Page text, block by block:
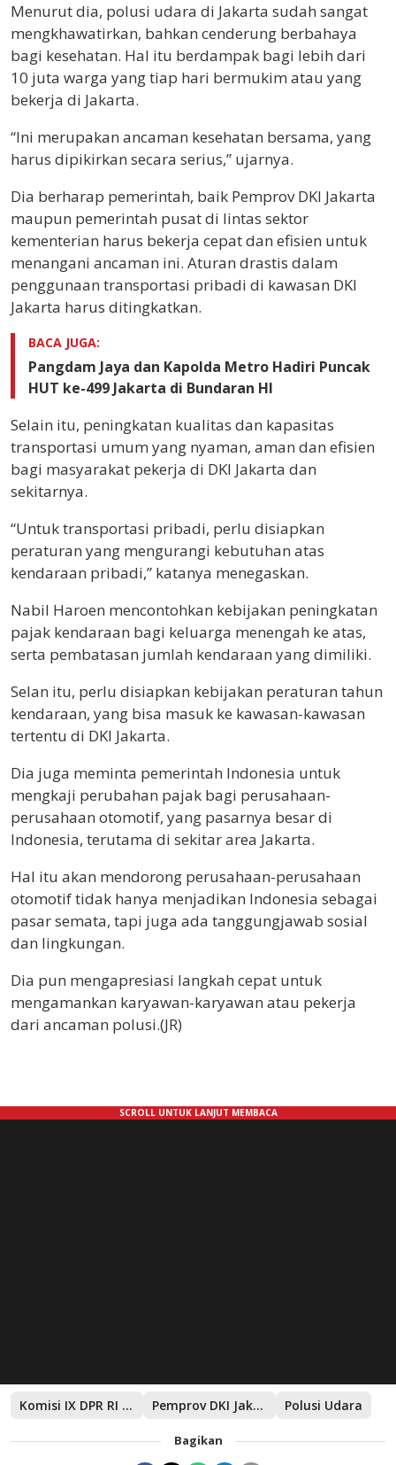
Menurut dia, polusi udara di Jakarta sudah sangat
mengkhawatirkan, bahkan cenderung berbahaya
bagi kesehatan. Hal itu berdampak bagi lebih dari
10 juta warga yang tiap hari bermukim atau yang
bekerja di Jakarta.
“Ini merupakan ancaman kesehatan bersama, yang
harus dipikirkan secara serius,” ujarnya.
Dia berharap pemerintah, baik Pemprov DKI Jakarta
maupun pemerintah pusat di lintas sektor
kementerian harus bekerja cepat dan efisien untuk
menangani ancaman ini. Aturan drastis dalam
penggunaan transportasi pribadi di kawasan DKI
Jakarta harus ditingkatkan.
BACA JUGA:
Pangdam Jaya dan Kapolda Metro Hadiri Puncak
HUT ke-499 Jakarta di Bundaran HI
Selain itu, peningkatan kualitas dan kapasitas
transportasi umum yang nyaman, aman dan efisien
bagi masyarakat pekerja di DKI Jakarta dan
sekitarnya.
“Untuk transportasi pribadi, perlu disiapkan
peraturan yang mengurangi kebutuhan atas
kendaraan pribadi,” katanya menegaskan.
Nabil Haroen mencontohkan kebijakan peningkatan
pajak kendaraan bagi keluarga menengah ke atas,
serta pembatasan jumlah kendaraan yang dimiliki.
Selan itu, perlu disiapkan kebijakan peraturan tahun
kendaraan, yang bisa masuk ke kawasan-kawasan
tertentu di DKI Jakarta.
Dia juga meminta pemerintah Indonesia untuk
mengkaji perubahan pajak bagi perusahaan-
perusahaan otomotif, yang pasarnya besar di
Indonesia, terutama di sekitar area Jakarta.
Hal itu akan mendorong perusahaan-perusahaan
otomotif tidak hanya menjadikan Indonesia sebagai
pasar semata, tapi juga ada tanggungjawab sosial
dan lingkungan.
Dia pun mengapresiasi langkah cepat untuk
mengamankan karyawan-karyawan atau pekerja
dari ancaman polusi.(JR)
Komisi IX DPR RI M. Nabil Haroen Pemprov DKI Jakarta Polusi Udara
Bagikan